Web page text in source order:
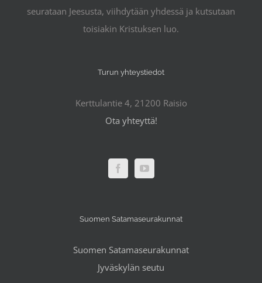
seurataan Jeesusta, viihdytään yhdessä ja kutsutaan
toisiakin Kristuksen luo.
Turun yhteystiedot
Kerttulantie 4, 21200 Raisio
Ota yhteyttä!
Suomen Satamaseurakunnat
Suomen Satamaseurakunnat
Jyväskylän seutu